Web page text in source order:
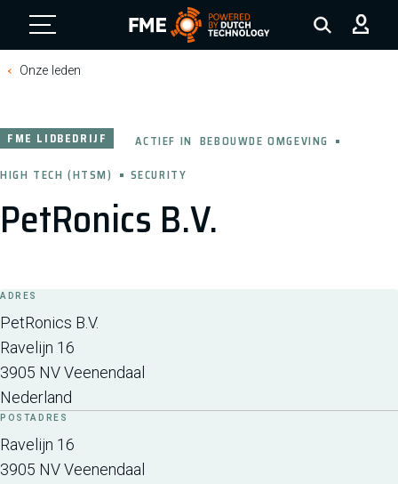
FME Logo, to the homepage
Onze leden
PetRonics B.V.
FME LIDBEDRIJF ACTIEF IN BEBOUWDE OMGEVING
HIGH TECH (HTSM)
SECURITY
ADRES
PetRonics B.V.
Ravelijn 16
3905 NVVeenendaal
Nederland
POSTADRES
Ravelijn 16
3905 NVVeenendaal